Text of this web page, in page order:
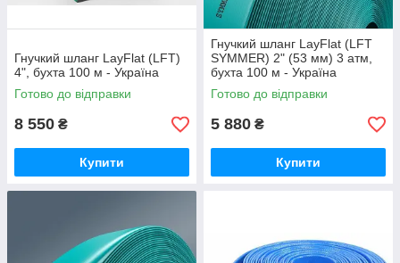
Гнучкий шланг LayFlat (LFT)
4", бухта 100 м - Україна
Готово до відправки
8 550 ₴
Купити
Гнучкий шланг LayFlat (LFT
SYMMER) 2" (53 мм) 3 атм,
бухта 100 м - Україна
Готово до відправки
5 880 ₴
Купити